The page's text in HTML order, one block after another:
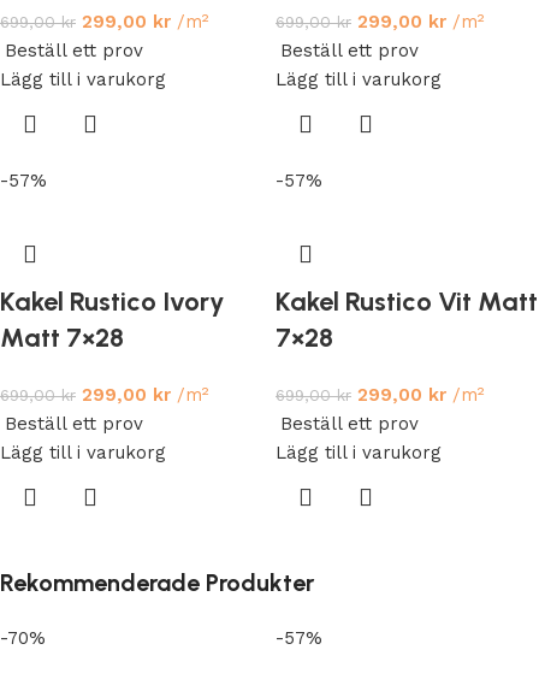
699,00kr 299,00 kr /m²
Beställ ett prov
Lägg till i varukorg
699,00kr 299,00 kr /m²
Beställ ett prov
Lägg till i varukorg
-57%
Kakel Rustico Ivory
Matt 7×28
699,00kr 299,00 kr /m²
Beställ ett prov
Lägg till i varukorg
-57%
Kakel Rustico Vit Matt
7×28
699,00kr 299,00 kr /m²
Beställ ett prov
Lägg till i varukorg
Rekommenderade Produkter
-70% -57%